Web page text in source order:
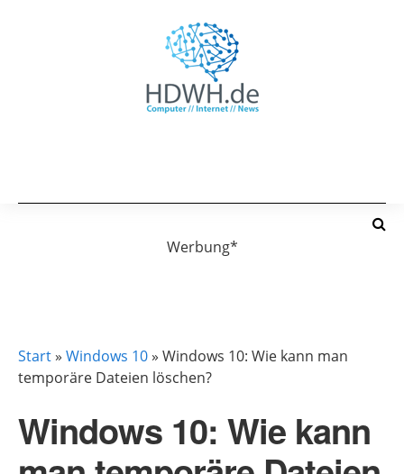
Werbung*
Start» Windows 10» Windows 10: Wie kann man
temporäre Dateien löschen?
Windows 10: Wie kann